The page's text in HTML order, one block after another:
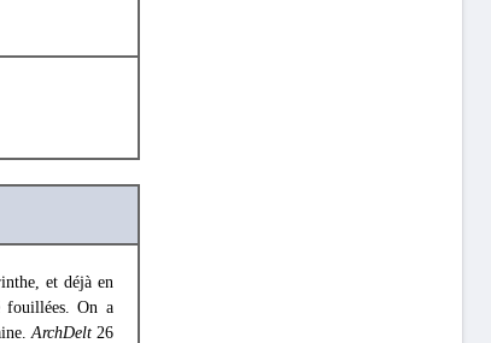
et déjà en
fouillées. On a
ArchDelt 26